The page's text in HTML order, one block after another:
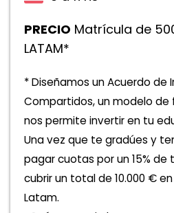
PRECIO Matrícula de
LATAM*
* Diseñamos un Acuerdo de
Compartidos, un modelo de
nos permite invertir en tu
Una vez que te gradúes y
pagar cuotas por un 15% de
cubrir un total de 10.000 €
Latam.